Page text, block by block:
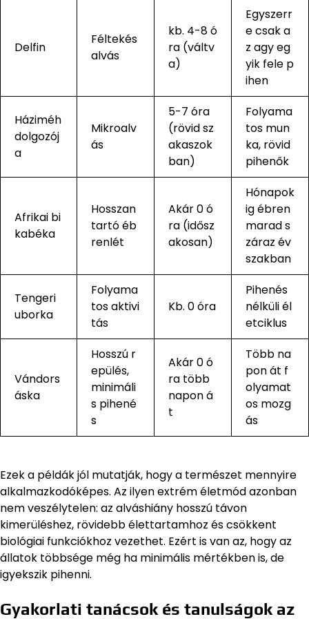
Delfin
Féltekés
alvás
kb. 4-8 ó
ra (váltv
a)
Egyszerr
e csak a
z agy eg
yik fele p
ihen
Háziméh
dolgozój
a
Mikroalv
ás
5-7 óra
(rövid sz
akaszok
ban)
Folyama
tos mun
ka, rövid
pihenők
Afrikai bi
kabéka
Hosszan
tartó éb
renlét
Akár 0 ó
ra (idősz
akosan)
Hónapok
ig ébren
marad s
záraz év
szakban
Tengeri
uborka
Folyama
tos aktivi
tás
Kb. 0 óra
Pihenés
nélküli él
etciklus
Vándors
áska
Hosszú r
epülés,
minimáli
s pihené
s
Akár 0 ó
ra több
napon á
t
Több na
pon át f
olyamat
os mozg
ás
Ezek a példák jól mutatják, hogy a természet mennyire
alkalmazkodóképes. Az ilyen extrém életmód azonban
nem veszélytelen: az alváshiány hosszú távon
kimerüléshez, rövidebb élettartamhoz és csökkent
biológiai funkciókhoz vezethet. Ezért is van az, hogy az
állatok többsége még ha minimális mértékben is, de
igyekszik pihenni.
Gyakorlati tanácsok és tanulságok az